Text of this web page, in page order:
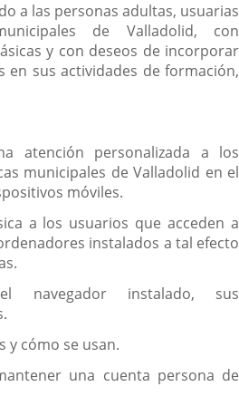
a las personas adultas, usuarias
de Valladolid, con
y con deseos de incorporar
en sus actividades de formación,
atención personalizada a los
municipales de Valladolid en el
móviles.
a los usuarios que acceden a
instalados a tal efecto
navegador instalado, sus
y cómo se usan.
una cuenta persona de